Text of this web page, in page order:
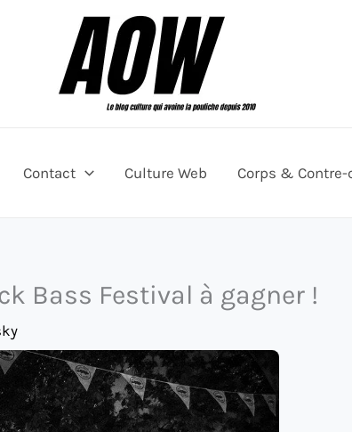
Contact Culture Web Corps &
Bass Festival à gagner !